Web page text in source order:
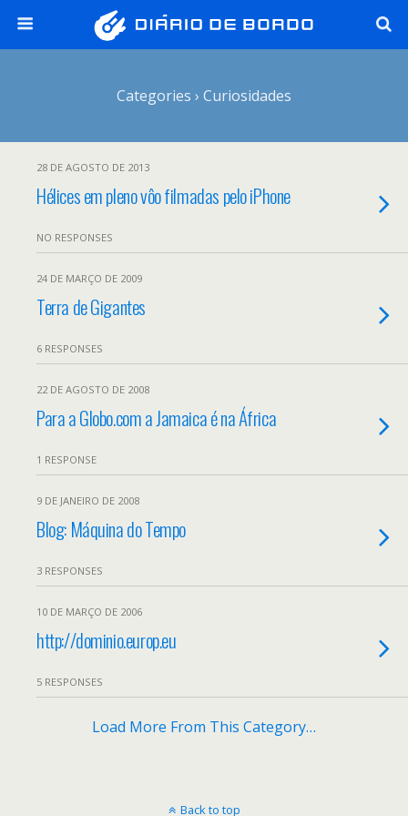
Categories › Curiosidades
28 DE AGOSTO DE 2013
Hélices em pleno vôo filmadas pelo iPhone
NO RESPONSES
24 DE MARÇO DE 2009
Terra de Gigantes
6 RESPONSES
22 DE AGOSTO DE 2008
Para a Globo.com a Jamaica é na África
1 RESPONSE
9 DE JANEIRO DE 2008
Blog: Máquina do Tempo
3 RESPONSES
10 DE MARÇO DE 2006
http://dominio.europ.eu
5 RESPONSES
Load More From This Category…
Back to top